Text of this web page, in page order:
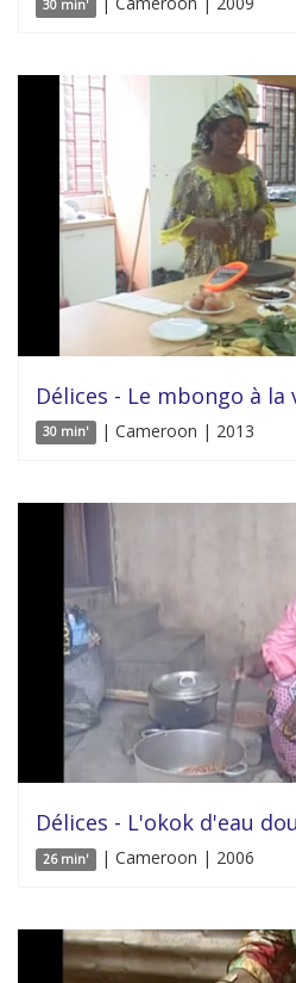
30 min'
Délices - Le mbongo à la
30 min' | Cameroon | 2013
Délices - L'okok d'eau
26 min' | Cameroon | 2006